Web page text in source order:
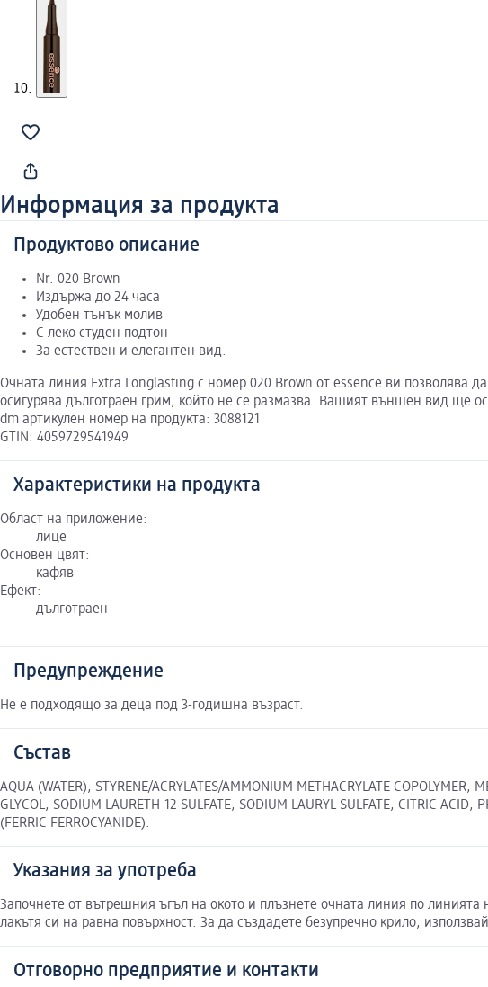
Информация за продукта
Продуктово описание
Nr. 020 Brown
Издържа до 24 часа
Удобен тънък молив
С леко студен подтон
За естествен и елегантен вид.
Очната линия Extra Longlasting с номер 020 Brown от essence ви позволява
осигурява дълготраен грим, който не се размазва. Вашият външен вид ще
dm артикулен номер на продукта: 3088121
GTIN: 4059729541949
Характеристики на продукта
Област на приложение:
лице
Основен цвят:
кафяв
Ефект:
дълготраен
Предупреждение
Не е подходящо за деца под 3-годишна възраст.
Състав
AQUA (WATER), STYRENE/ACRYLATES/AMMONIUM METHACRYLATE COPOLYMER,
GLYCOL, SODIUM LAURETH-12 SULFATE, SODIUM LAURYL SULFATE, CITRIC
(FERRIC FERROCYANIDE).
Указания за употреба
Започнете от вътрешния ъгъл на окото и плъзнете очната линия по
лакътя си на равна повърхност. За да създадете безупречно крило,
Отговорно предприятие и контакти